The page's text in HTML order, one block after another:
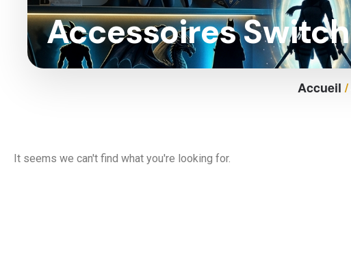
Accessoires Switch
Accueil /
It seems we can't find what you're looking for.